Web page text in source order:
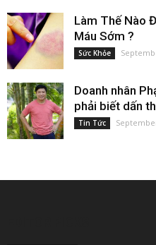
Làm Thế Nào
Máu Sớm ?
Sức Khỏe
Doanh nhân
phải biết dấn
Tin Tức